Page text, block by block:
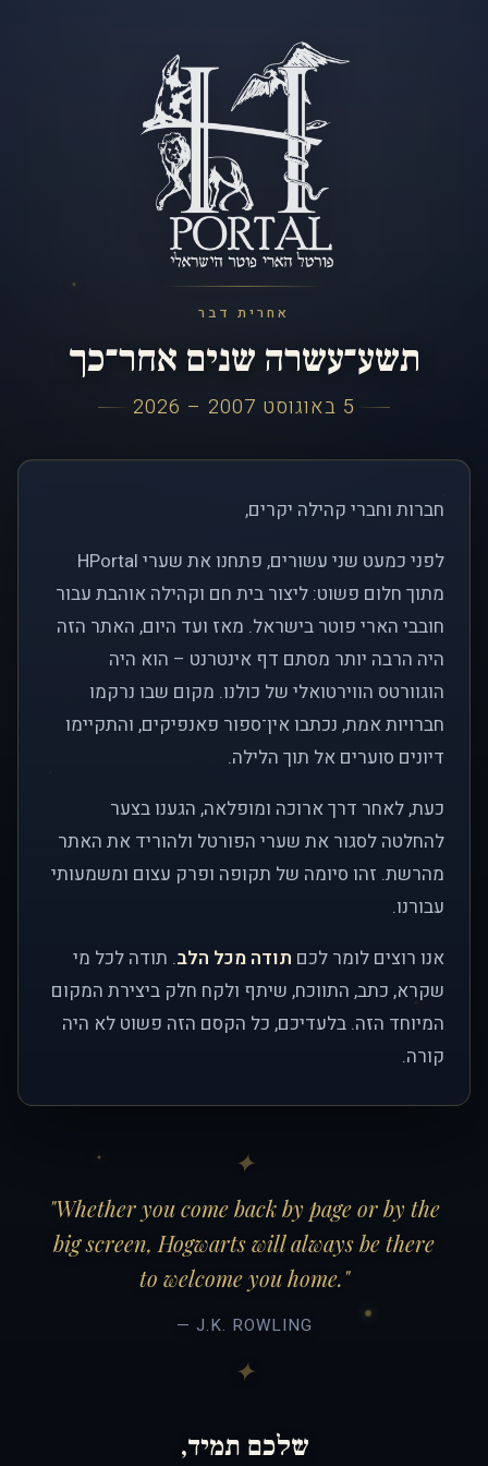
אחרית דבר
תשע־עשרה שנים אחר־כך
5 באוגוסט 2007 – 2026
חברות וחברי קהילה יקרים,
לפני כמעט שני עשורים, פתחנו את שערי HPortal
מתוך חלום פשוט: ליצור בית חם וקהילה אוהבת עבור
חובבי הארי פוטר בישראל. מאז ועד היום, האתר הזה
היה הרבה יותר מסתם דף אינטרנט – הוא היה
הוגוורטס הווירטואלי של כולנו. מקום שבו נרקמו
חברויות אמת, נכתבו אין־ספור פאנפיקים, והתקיימו
דיונים סוערים אל תוך הלילה.
כעת, לאחר דרך ארוכה ומופלאה, הגענו בצער
להחלטה לסגור את שערי הפורטל ולהוריד את האתר
מהרשת. זהו סיומה של תקופה ופרק עצום ומשמעותי
עבורנו.
אנו רוצים לומר לכם תודה מכל הלב. תודה לכל מי
שקרא, כתב, התווכח, שיתף ולקח חלק ביצירת המקום
המיוחד הזה. בלעדיכם, כל הקסם הזה פשוט לא היה
קורה.
"Whether you come back by page or by the
big screen, Hogwarts will always be there
to welcome you home."
— J.K. ROWLING
שלכם תמיד,